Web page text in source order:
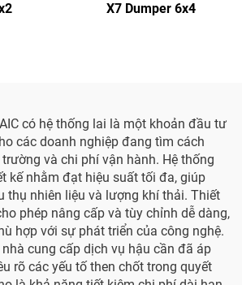
X7 Dumper 6x4
có hệ thống lai là một khoản đầu tư
các doanh nghiệp đang tìm cách
và chi phí vận hành. Hệ thống
kế nhằm đạt hiệu suất tối đa, giúp
thụ nhiên liệu và lượng khí thải. Thiết
phép nâng cấp và tùy chỉnh dễ dàng,
hợp với sự phát triển của công nghệ.
cung cấp dịch vụ hậu cần đã áp
rõ các yếu tố then chốt trong quyết